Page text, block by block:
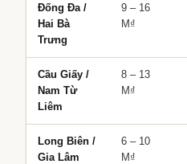
Đống Đa /
Hai Bà
Trưng
9 – 16
M₫
Cầu Giấy /
Nam Từ
Liêm
8 – 13
M₫
Long Biên /
Gia Lâm
6 – 10
M₫